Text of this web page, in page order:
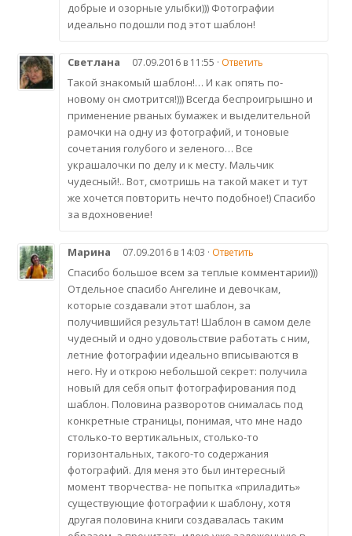
добрые и озорные улыбки))) Фотографии
идеально подошли под этот шаблон!
Светлана 07.09.2016 в 11:55 · Ответить
Такой знакомый шаблон!… И как опять по-
новому он смотрится!))) Всегда беспроигрышно и
применение рваных бумажек и выделительной
рамочки на одну из фотографий, и тоновые
сочетания голубого и зеленого… Все
украшалочки по делу и к месту. Мальчик
чудесный!.. Вот, смотришь на такой макет и тут
же хочется повторить нечто подобное!) Спасибо
за вдохновение!
Марина 07.09.2016 в 14:03 · Ответить
Спасибо большое всем за теплые комментарии)))
Отдельное спасибо Ангелине и девочкам,
которые создавали этот шаблон, за
получившийся результат! Шаблон в самом деле
чудесный и одно удовольствие работать с ним,
летние фотографии идеально вписываются в
него. Ну и открою небольшой секрет: получила
новый для себя опыт фотографирования под
шаблон. Половина разворотов снималась под
конкретные страницы, понимая, что мне надо
столько-то вертикальных, столько-то
горизонтальных, такого-то содержания
фотографий. Для меня это был интересный
момент творчества- не попытка «приладить»
существующие фотографии к шаблону, хотя
другая половина книги создавалась таким